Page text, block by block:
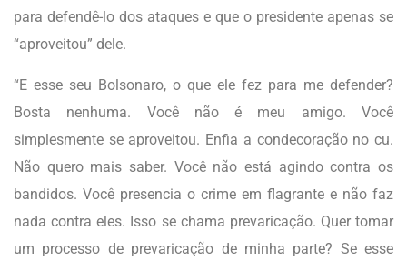
para defendê-lo dos ataques e que o presidente apenas se
“aproveitou” dele.
“E esse seu Bolsonaro, o que ele fez para me defender?
Bosta nenhuma. Você não é meu amigo. Você
simplesmente se aproveitou. Enfia a condecoração no cu.
Não quero mais saber. Você não está agindo contra os
bandidos. Você presencia o crime em flagrante e não faz
nada contra eles. Isso se chama prevaricação. Quer tomar
um processo de prevaricação de minha parte? Se esse